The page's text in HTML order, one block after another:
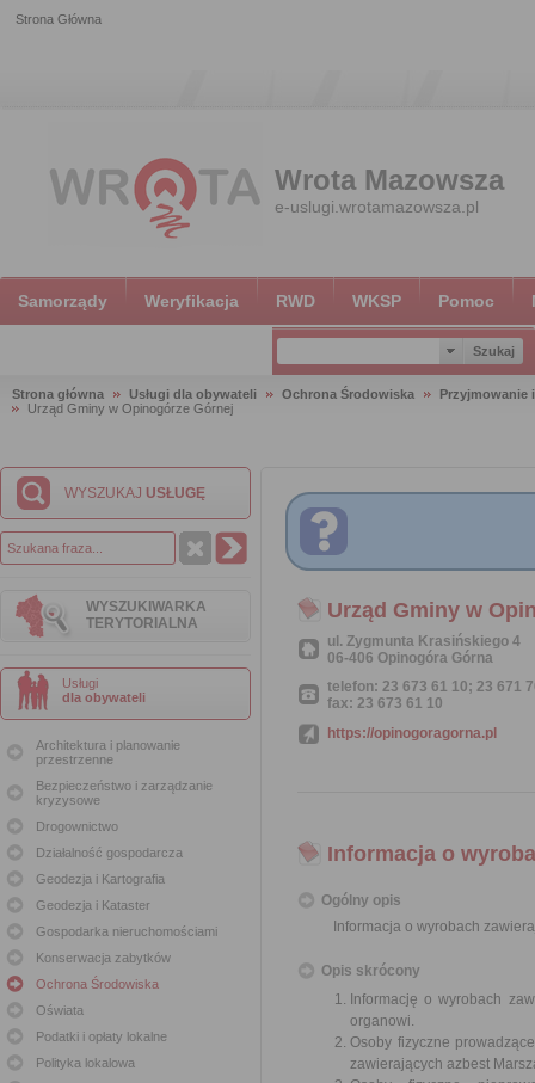
Strona Główna
Wrota Mazowsza
e-uslugi.wrotamazowsza.pl
Samorządy Weryfikacja RWD WKSP Pomoc
Strona główna Usługi dla obywateli Ochrona Środowiska
Przyjmowanie
Urząd Gminy w Opinogórze Górnej
WYSZUKAJ USŁUGĘ
WYSZUKIWARKA
TERYTORIALNA
Usługi
dla obywateli
Architektura i planowanie
przestrzenne
Bezpieczeństwo i zarządzanie
kryzysowe
Drogownictwo
Działalność gospodarcza
Geodezja i Kartografia
Geodezja i Kataster
Gospodarka nieruchomościami
Konserwacja zabytków
Ochrona Środowiska
Oświata
Podatki i opłaty lokalne
Polityka lokalowa
Urząd Gminy w
ul. Zygmunta Krasińskiego 4
06-406 Opinogóra Górna
telefon: 23 673 61 10; 23 671
fax: 23 673 61 10
https://opinogoragorna.pl
Informacja o
Ogólny opis
Informacja o wyrobach
Opis skrócony
Informację o wyrobach
organowi.
Osoby fizyczne
zawierających azbest